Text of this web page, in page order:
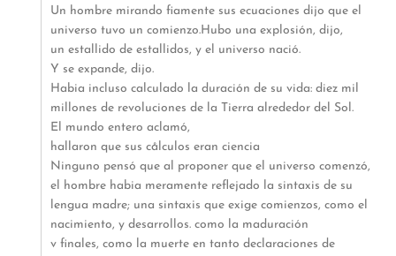
Un hombre mirando fiamente sus ecuaciones dijo que el
universo tuvo un comienzo.Hubo una explosión, dijo,
un estallido de estallidos, y el universo nació.
Y se expande, dijo.
Habia incluso calculado la duración de su vida: diez mil
millones de revoluciones de la Tierra alrededor del Sol.
El mundo entero aclamó,
hallaron que sus cålculos eran ciencia
Ninguno pensó que al proponer que el universo comenzó,
el hombre habia meramente reflejado la sintaxis de su
lengua madre; una sintaxis que exige comienzos, como el
nacimiento, y desarrollos. como la maduración
v finales, como la muerte en tanto declaraciones de